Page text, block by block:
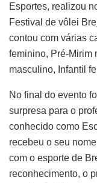
Esportes, realizou
Festival de vôlei
contou com várias
feminino, Pré-Mirim
masculino, Infantil
No final do evento
surpresa para o
conhecido como
recebeu o seu
com o esporte de
reconhecimento, o